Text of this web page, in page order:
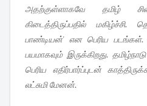
அதற்குள்ளாகவே தமிழ்
கிடைத்திருப்பதில் மகிழ்ச்சி.
பாண்டியன்' என பெரிய படங்கள்.
பயமாகவும் இருக்கிறது. தமிழ்நாடு
பெரிய எதிர்பார்ப்புடன்
லட்சுமி மேனன்.